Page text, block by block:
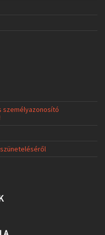
személyazonosító